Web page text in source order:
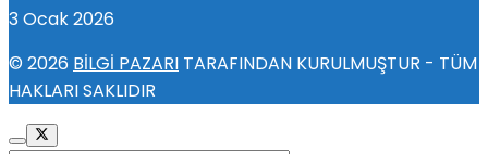
3 Ocak 2026
© 2026 BİLGİ PAZARI TARAFINDAN KURULMUŞTUR - TÜM
HAKLARI SAKLIDIR